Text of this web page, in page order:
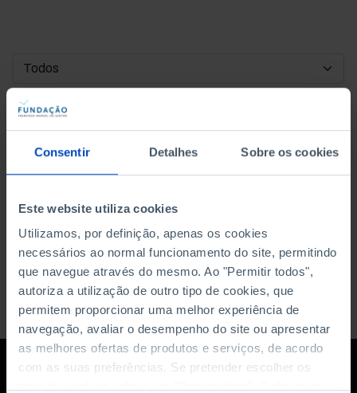
Consentir Detalhes Sobre os cookies
Este website utiliza cookies
Utilizamos, por definição, apenas os cookies
necessários ao normal funcionamento do site, permitindo
que navegue através do mesmo. Ao "Permitir todos",
autoriza a utilização de outro tipo de cookies, que
permitem proporcionar uma melhor experiência de
navegação, avaliar o desempenho do site ou apresentar
as melhores ofertas de produtos e serviços, de acordo
com as suas preferências. Se pretender escolher os
DATA DE INÍCIO
DATA DE FIM